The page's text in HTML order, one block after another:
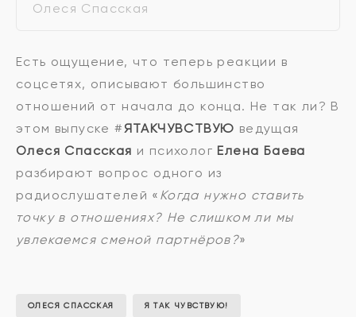
Олеся Спасская
Есть ощущение, что теперь реакции в
соцсетях, описывают большинство
отношений от начала до конца. Не так ли? В
этом выпуске #ЯТАКЧУВСТВУЮ ведущая
Олеся Спасская и психолог Елена Баева
разбирают вопрос одного из
радиослушателей « Когда нужно ставить
точку в отношениях? Не слишком ли мы
увлекаемся сменой партнёров?»
ОЛЕСЯ СПАССКАЯ Я ТАК ЧУВСТВУЮ!